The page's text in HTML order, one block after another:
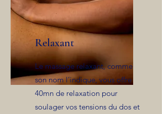
Relaxant
Le massage relaxant, comme
son nom l’indique, vous offre
40mn de relaxation pour
soulager vos tensions du dos et